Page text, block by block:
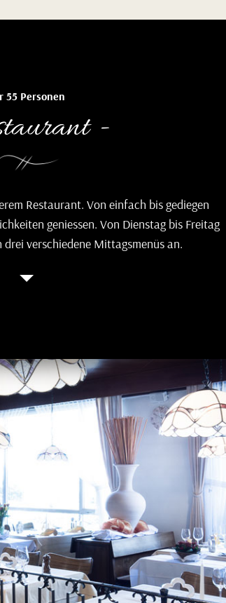
55 Personen
-
Restaurant. Von einfach bis gediegen
geniessen. Von Dienstag bis Freitag
verschiedene Mittagsmenüs an.